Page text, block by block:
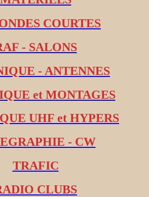
COURTES
- SALONS
- ANTENNES
et MONTAGES
UHF et HYPERS
- CW
TRAFIC
CLUBS